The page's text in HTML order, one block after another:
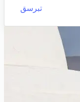
تبرسق